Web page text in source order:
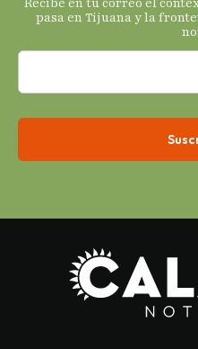
pasa en Tijuana y la